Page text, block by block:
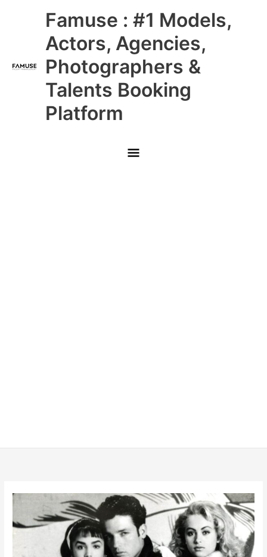
Famuse : #1 Models,
Actors, Agencies,
Photographers &
Talents Booking
Platform
Main
Menu